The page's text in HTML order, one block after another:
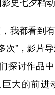
史七夕档
我都看到
次”，影片
探讨作品
大的前进